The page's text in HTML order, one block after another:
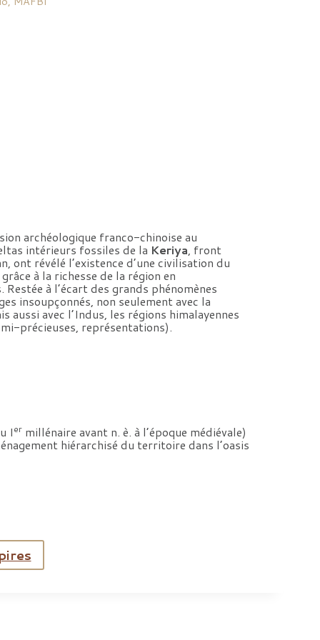
archéologique franco-chinoise au
intérieurs fossiles de la Keriya, front
ont révélé l’existence d’une civilisation du
à la richesse de la région en
à l’écart des grands phénomènes
insoupçonnés, non seulement avec la
aussi avec l’Indus, les régions himalayennes
précieuses, représentations).
Ier millénaire avant n. è. à l’époque médiévale)
hiérarchisé du territoire dans l’oasis